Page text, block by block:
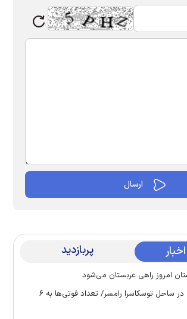
پربازدید
امروز راهی عربستان می‌شود
حادثه غرق‌شدگی در ساحل توسکاسرا رامسر/ تعداد فوتی‌ها به ۶